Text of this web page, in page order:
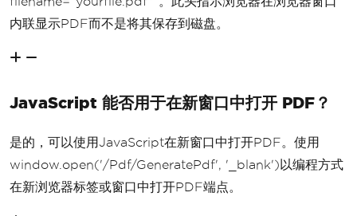
内联显示PDF而不是将其保存到磁盘。
JavaScript 能否用于在新窗口中打开 PDF？
是的，可以使用JavaScript在新窗口中打开PDF。使用
window.open('/Pdf/GeneratePdf', '_blank')以编程方式
在新浏览器标签或窗口中打开PDF端点。